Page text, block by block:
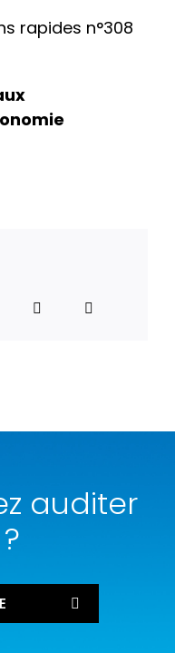
rapides n°308
auditer